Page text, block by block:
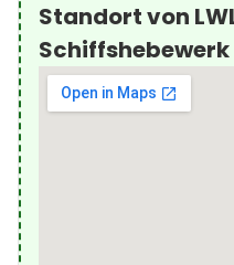
Standort von